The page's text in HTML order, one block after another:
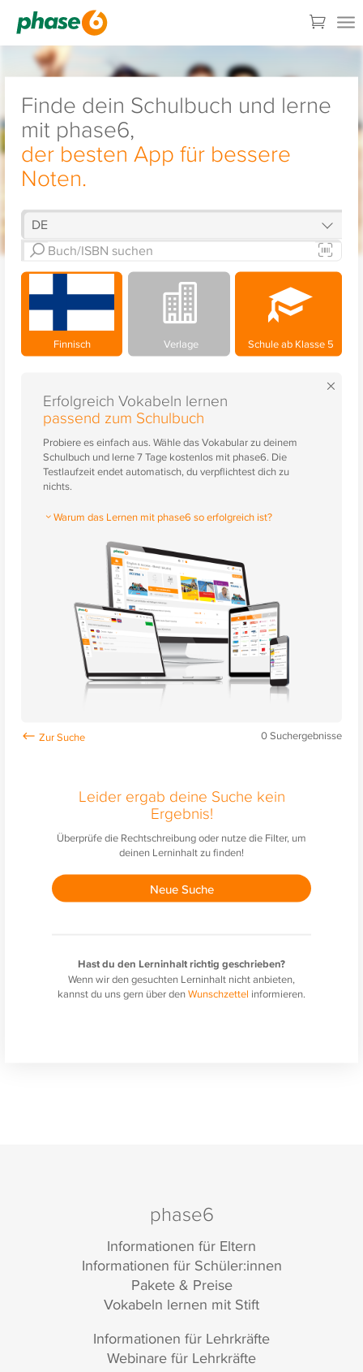
Finde dein Schulbuch und lerne
mit phase6,
der besten App für bessere
Noten.
Finnisch Verlage Schule ab Klasse 5
×
Erfolgreich Vokabeln lernen
passend zum Schulbuch
Probiere es einfach aus. Wähle das Vokabular zu deinem
Schulbuch und lerne 7 Tage kostenlos mit phase6. Die
Testlaufzeit endet automatisch, du verpflichtest dich zu
nichts.
Warum das Lernen mit phase6 so erfolgreich ist?
0Suchergebnisse
Leider ergab deine Suche kein
Ergebnis!
Überprüfe die Rechtschreibung oder nutze die Filter, um
deinen Lerninhalt zu finden!
Neue Suche
Hast du den Lerninhalt richtig geschrieben?
Wenn wir den gesuchten Lerninhalt nicht anbieten,
kannst du uns gern über denWunschzettel informieren.
phase6
Informationen für Eltern
Informationen für Schüler:innen
Pakete & Preise
Vokabeln lernen mit Stift
Informationen für Lehrkräfte
Webinare für Lehrkräfte